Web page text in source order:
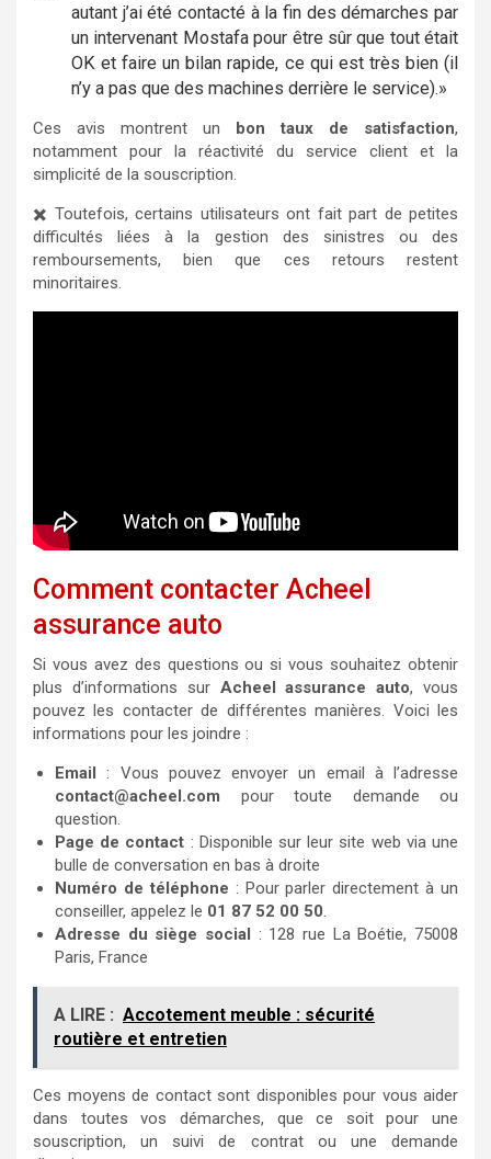
autant j’ai été contacté à la fin des démarches par
un intervenant Mostafa pour être sûr que tout était
OK et faire un bilan rapide, ce qui est très bien (il
n’y a pas que des machines derrière le service).»
Ces avis montrent un bon taux de satisfaction,
notamment pour la réactivité du service client et la
simplicité de la souscription.
✖️ Toutefois, certains utilisateurs ont fait part de petites
difficultés liées à la gestion des sinistres ou des
remboursements, bien que ces retours restent
minoritaires.
Comment contacter Acheel
assurance auto
Si vous avez des questions ou si vous souhaitez obtenir
plus d’informations sur Acheel assurance auto, vous
pouvez les contacter de différentes manières. Voici les
informations pour les joindre :
Email : Vous pouvez envoyer un email à l’adresse
contact@acheel.com pour toute demande ou
question.
Page de contact : Disponible sur leur site web via une
bulle de conversation en bas à droite
Numéro de téléphone : Pour parler directement à un
conseiller, appelez le 01 87 52 00 50.
Adresse du siège social : 128 rue La Boétie, 75008
Paris, France
A LIRE : Accotement meuble : sécurité
routière et entretien
Ces moyens de contact sont disponibles pour vous aider
dans toutes vos démarches, que ce soit pour une
souscription, un suivi de contrat ou une demande